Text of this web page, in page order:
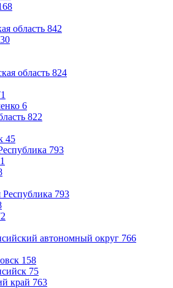
область 842
область 824
6
822
45
793
Республика 793
автономный округ 766
158
75
край 763